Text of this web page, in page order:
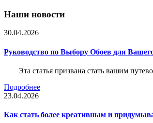
Наши новости
30.04.2026
Руководство по Выбору Обоев для
Эта статья призвана стать вашим
Подробнее
23.04.2026
Как стать более креативным и